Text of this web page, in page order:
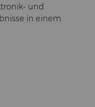
und
in einem